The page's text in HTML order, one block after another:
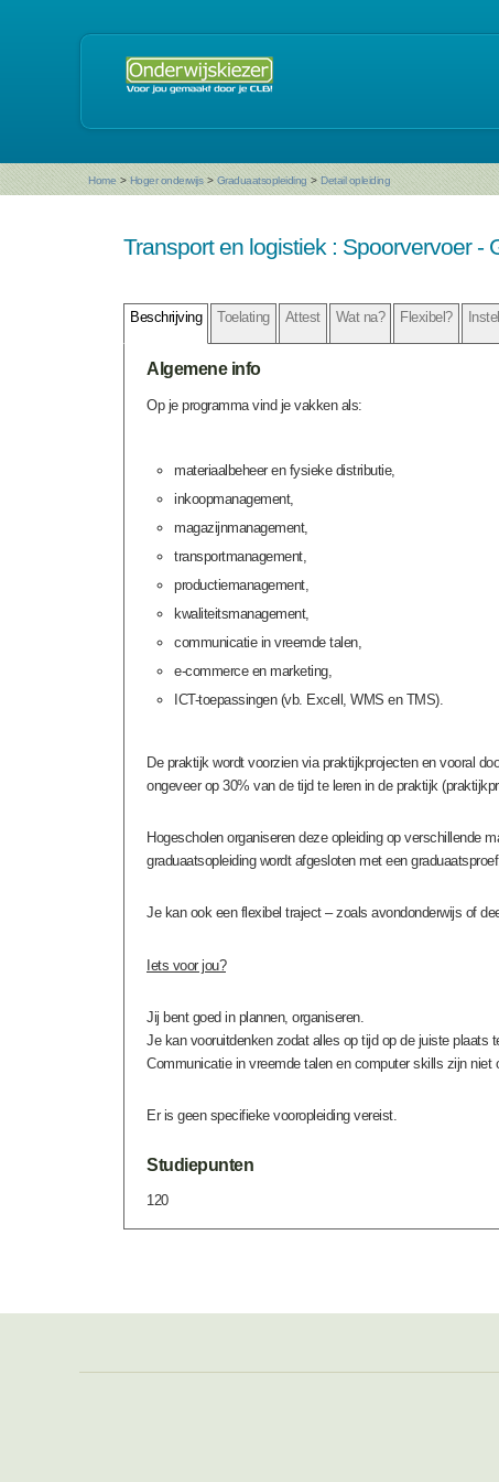
Home > Hoger onderwijs > Graduaatsopleiding > Detail opleiding
Transport en logistiek : Spoorvervoer -
Beschrijving Toelating Attest Wat na? Flexibel?
Algemene info
Op je programma vind je vakken als:
materiaalbeheer en fysieke distributie,
inkoopmanagement,
magazijnmanagement,
transportmanagement,
productiemanagement,
kwaliteitsmanagement,
communicatie in vreemde talen,
e-commerce en marketing,
ICT-toepassingen (vb. Excell, WMS en TMS).
De praktijk wordt voorzien via praktijkprojecten en vooral
ongeveer op 30% van de tijd te leren in de praktijk
Hogescholen organiseren deze opleiding op verschillende
graduaatsopleiding wordt afgesloten met een
Je kan ook een flexibel traject – zoals avondonderwijs of
Iets voor jou?
Jij bent goed in plannen, organiseren.
Je kan vooruitdenken zodat alles op tijd op de juiste plaats
Communicatie in vreemde talen en computer skills zijn niet
Er is geen specifieke vooropleiding vereist.
Studiepunten
120